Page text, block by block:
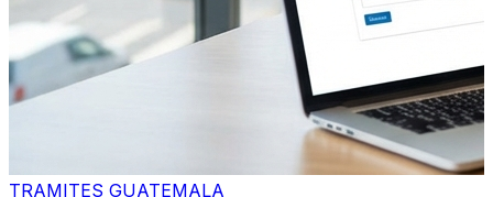
TRAMITES GUATEMALA